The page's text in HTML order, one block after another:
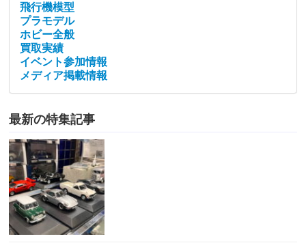
飛行機模型
プラモデル
ホビー全般
買取実績
イベント参加情報
メディア掲載情報
最新の特集記事